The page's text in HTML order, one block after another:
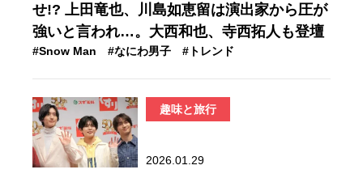
せ!? 上田竜也、川島如恵留は演出家から圧が
強いと言われ…。大西和也、寺西拓人も登壇
#Snow Man #なにわ男子 #トレンド
趣味と旅行
2026.01.29